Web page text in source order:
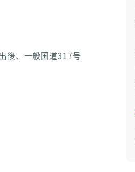
後、一般国道317号